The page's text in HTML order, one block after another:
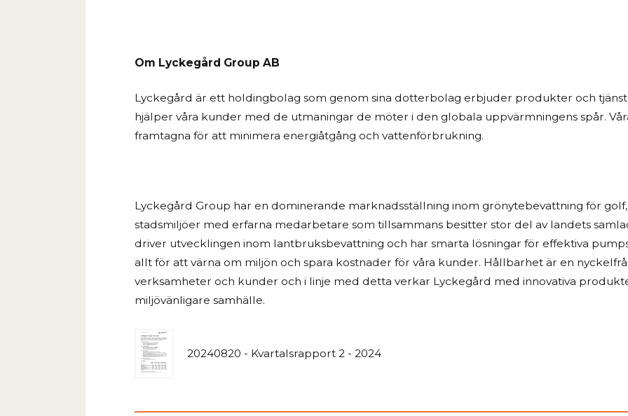
Om Lyckegård Group AB
Lyckegård är ett holdingbolag som genom sina dotterbolag erbjuder produkter och
hjälper våra kunder med de utmaningar de möter i den globala uppvärmningens spår.
framtagna för att minimera energiåtgång och vattenförbrukning.
Lyckegård Group har en dominerande marknadsställning inom grönytebevattning för
stadsmiljöer med erfarna medarbetare som tillsammans besitter stor del av landets
driver utvecklingen inom lantbruksbevattning och har smarta lösningar för effektiva
allt för att värna om miljön och spara kostnader för våra kunder. Hållbarhet är en
verksamheter och kunder och i linje med detta verkar Lyckegård med innovativa
miljövänligare samhälle.
20240820 - Kvartalsrapport 2 - 2024